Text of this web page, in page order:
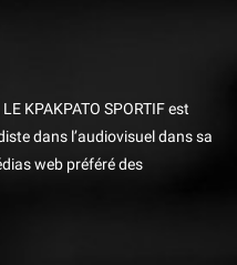
KPAKPATO SPORTIF est
dans l’audiovisuel dans sa
web préféré des